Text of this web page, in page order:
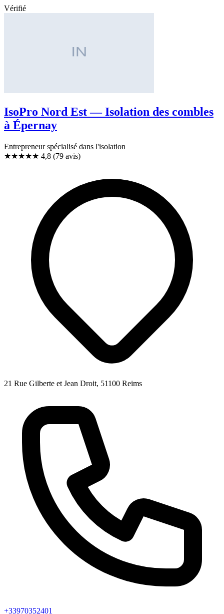
Vérifié
IsoPro Nord Est — Isolation des combles
à Épernay
Entrepreneur spécialisé dans l'isolation
★★★★★ 4,8 (79 avis)
21 Rue Gilberte et Jean Droit, 51100 Reims
+33970352401